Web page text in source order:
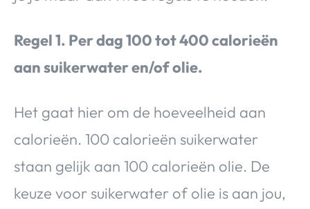
Regel 1. Per dag 100 tot 400 calorieën
aan suikerwater en/of olie.
Het gaat hier om de hoeveelheid aan
calorieën. 100 calorieën suikerwater
staan gelijk aan 100 calorieën olie. De
keuze voor suikerwater of olie is aan jou,